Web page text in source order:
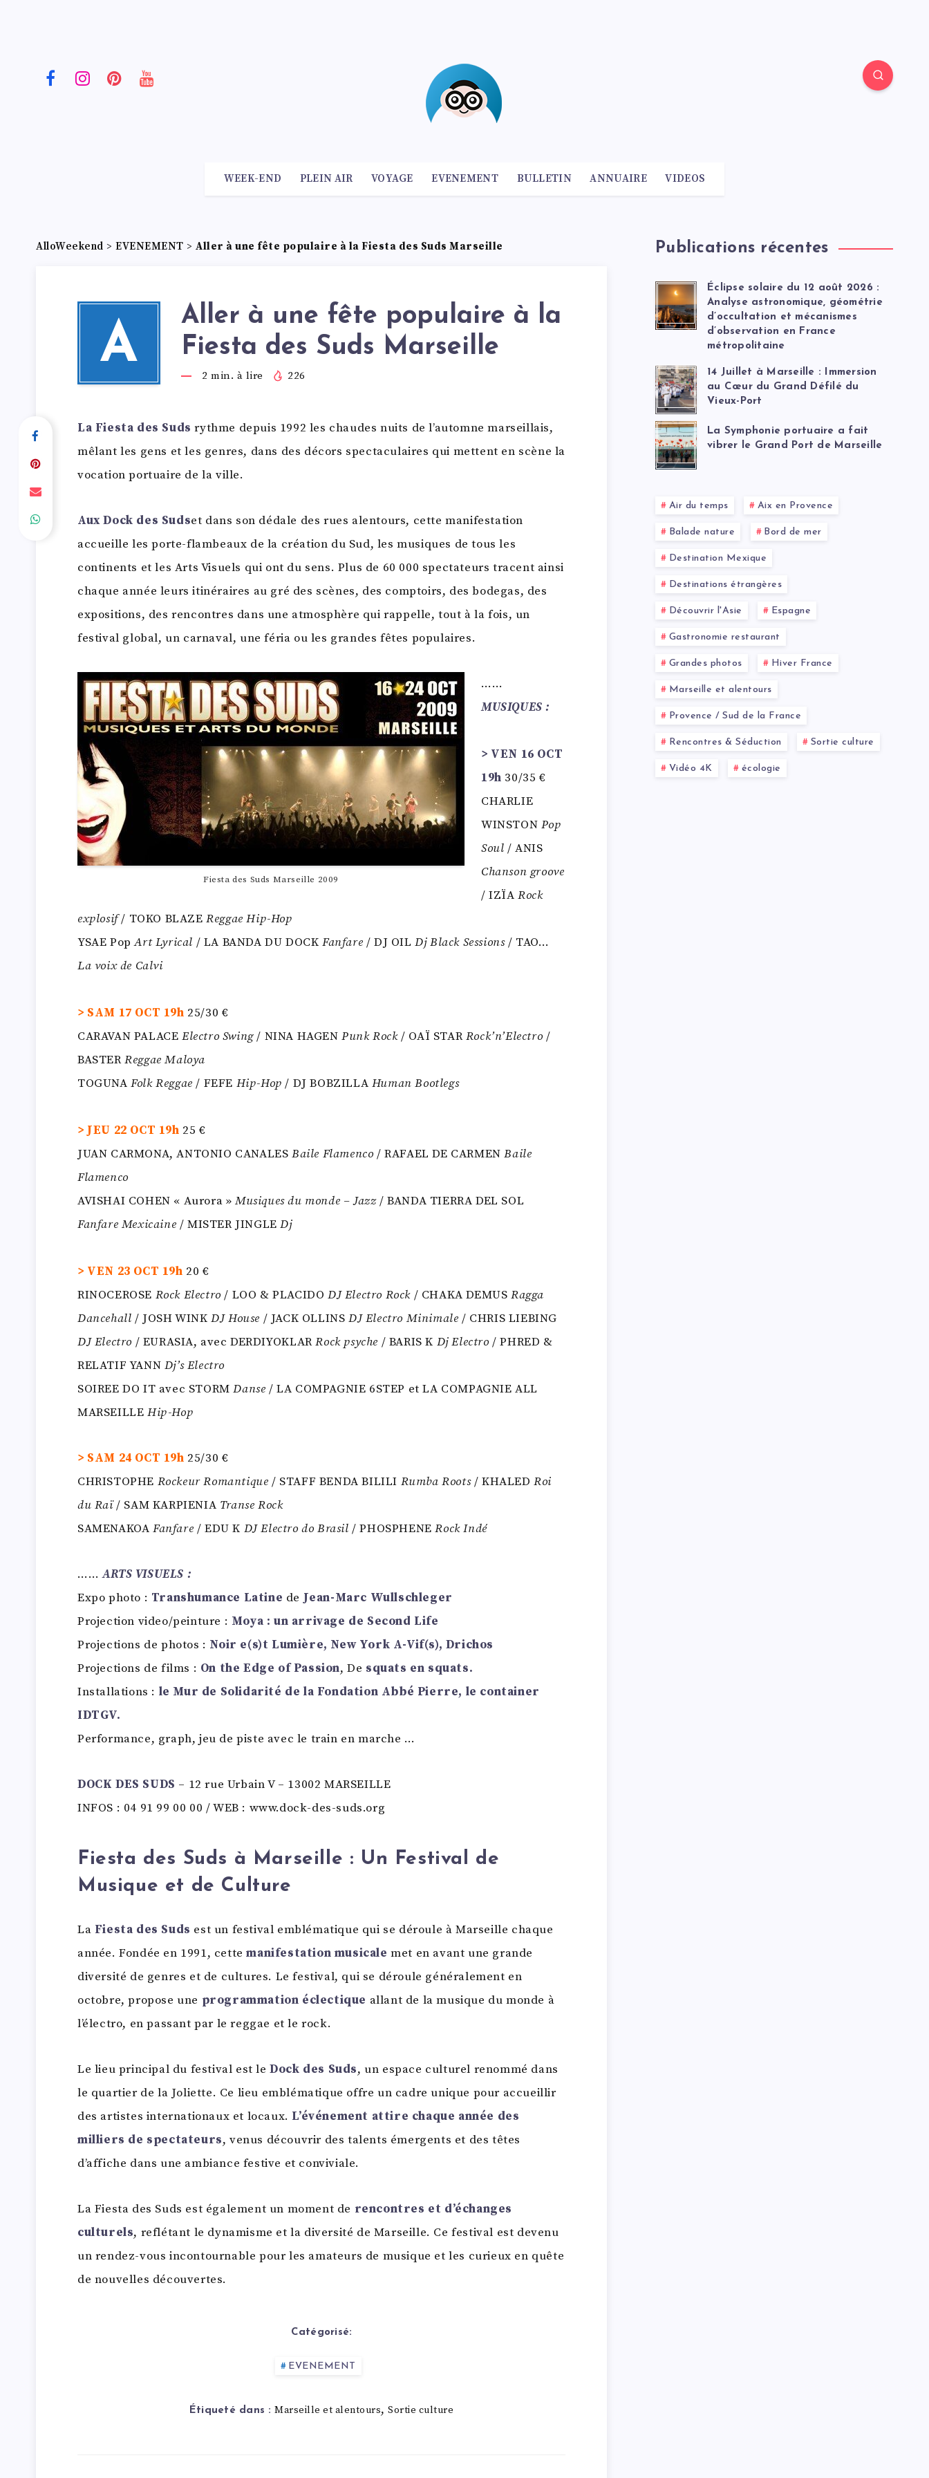
WEEK-END PLEIN AIR VOYAGE EVENEMENT BULLETIN ANNUAIRE VIDEOS
AlloWeekend > EVENEMENT > Aller à une fête populaire à la Fiesta des Suds Marseille
A
Aller à une fête populaire à la
Fiesta des Suds Marseille
2 min. à lire 226
La Fiesta des Suds rythme depuis 1992 les chaudes nuits de l’automne marseillais,
mêlant les gens et les genres, dans des décors spectaculaires qui mettent en scène la
vocation portuaire de la ville.
Aux Dock des Sudset dans son dédale des rues alentours, cette manifestation
accueille les porte-flambeaux de la création du Sud, les musiques de tous les
continents et les Arts Visuels qui ont du sens. Plus de 60 000 spectateurs tracent ainsi
chaque année leurs itinéraires au gré des scènes, des comptoirs, des bodegas, des
expositions, des rencontres dans une atmosphère qui rappelle, tout à la fois, un
festival global, un carnaval, une féria ou les grandes fêtes populaires.
Fiesta des Suds Marseille 2009
……
MUSIQUES :
> VEN 16 OCT
19h 30/35 €
CHARLIE
WINSTON Pop
Soul / ANIS
Chanson groove
/ IZÏARock
explosif/ TOKO BLAZEReggae Hip-Hop
YSAE PopArt Lyrical / LA BANDA DU DOCK Fanfare / DJ OIL Dj Black Sessions/ TAO…
La voix de Calvi
> SAM 17 OCT 19h 25/30 €
CARAVAN PALACE Electro Swing/ NINA HAGENPunk Rock/ OAÏ STARRock’n’Electro /
BASTERReggae Maloya
TOGUNAFolk Reggae / FEFE Hip-Hop / DJ BOBZILLA Human Bootlegs
> JEU 22 OCT 19h 25 €
JUAN CARMONA, ANTONIO CANALES Baile Flamenco / RAFAEL DE CARMENBaile
Flamenco
AVISHAI COHEN « Aurora » Musiques du monde – Jazz/ BANDA TIERRA DEL SOL
Fanfare Mexicaine / MISTER JINGLEDj
> VEN 23 OCT 19h 20 €
RINOCEROSE Rock Electro / LOO & PLACIDODJ Electro Rock / CHAKA DEMUSRagga
Dancehall / JOSH WINKDJ House / JACK OLLINS DJ Electro Minimale / CHRIS LIEBING
DJ Electro / EURASIA, avec DERDIYOKLARRock psyche / BARIS K Dj Electro / PHRED &
RELATIF YANN Dj’s Electro
SOIREE DO IT avec STORMDanse / LA COMPAGNIE 6STEP et LA COMPAGNIE ALL
MARSEILLE Hip-Hop
> SAM 24 OCT 19h 25/30 €
CHRISTOPHE Rockeur Romantique / STAFF BENDA BILILI Rumba Roots/ KHALEDRoi
du Raï/ SAM KARPIENIA Transe Rock
SAMENAKOA Fanfare / EDU K DJ Electro do Brasil / PHOSPHENERock Indé
……ARTS VISUELS :
Expo photo : Transhumance Latine de Jean-Marc Wullschleger
Projection video/peinture : Moya : un arrivage de Second Life
Projections de photos : Noir e(s)t Lumière, New York A-Vif(s), Drichos
Projections de films : On the Edge of Passion, De squats en squats.
Installations : le Mur de Solidarité de la Fondation Abbé Pierre, le container
IDTGV.
Performance, graph, jeu de piste avec le train en marche …
DOCK DES SUDS – 12 rue Urbain V – 13002 MARSEILLE
INFOS : 04 91 99 00 00 / WEB : www.dock-des-suds.org
Fiesta des Suds à Marseille : Un Festival de
Musique et de Culture
La Fiesta des Suds est un festival emblématique qui se déroule à Marseille chaque
année. Fondée en 1991, cettemanifestation musicale met en avant une grande
diversité de genres et de cultures. Le festival, qui se déroule généralement en
octobre, propose une programmation éclectique allant de la musique du monde à
l’électro, en passant par le reggae et le rock.
Le lieu principal du festival est leDock des Suds, un espace culturel renommé dans
le quartier de la Joliette. Ce lieu emblématique offre un cadre unique pour accueillir
des artistes internationaux et locaux. L’événement attire chaque année des
milliers de spectateurs, venus découvrir des talents émergents et des têtes
d’affiche dans une ambiance festive et conviviale.
La Fiesta des Suds est également un moment de rencontres et d’échanges
culturels, reflétant le dynamisme et la diversité de Marseille. Ce festival est devenu
un rendez-vous incontournable pour les amateurs de musique et les curieux en quête
de nouvelles découvertes.
Catégorisé:
EVENEMENT
Étiqueté dans : Marseille et alentours,Sortie culture
Publications récentes
Éclipse solaire du 12 août 2026 :
Analyse astronomique, géométrie
d’occultation et mécanismes
d’observation en France
métropolitaine
14 Juillet à Marseille : Immersion
au Cœur du Grand Défilé du
Vieux-Port
La Symphonie portuaire a fait
vibrer le Grand Port de Marseille
Air du temps Aix en Provence
Balade nature Bord de mer
Destination Mexique
Destinations étrangères
Découvrir l'Asie Espagne
Gastronomie restaurant
Grandes photos Hiver France
Marseille et alentours
Provence / Sud de la France
Rencontres & Séduction Sortie culture
Vidéo 4K écologie